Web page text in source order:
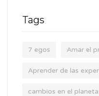
Tags
7 egos Amar el
Aprender de las
cambios en el planeta